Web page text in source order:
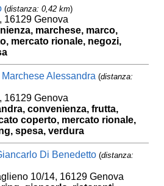
(distanza: 0,42 km)
16129 Genova
marchese, marco,
mercato rionale, negozi,
Alessandra (distanza:
16129 Genova
convenienza, frutta,
coperto, mercato rionale,
spesa, verdura
Di Benedetto (distanza:
10/14, 16129 Genova